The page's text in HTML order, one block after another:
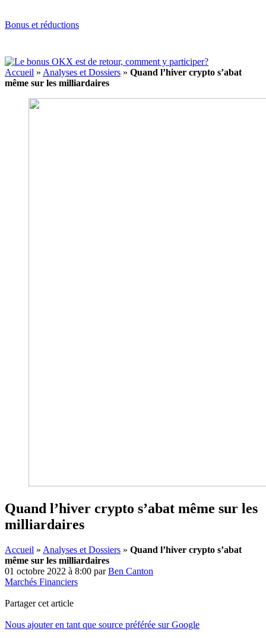
Bonus et réductions
Accueil » Analyses et Dossiers » Quand l’hiver crypto s’abat
même sur les milliardaires
Quand l’hiver crypto s’abat même sur les
milliardaires
Accueil » Analyses et Dossiers » Quand l’hiver crypto s’abat
même sur les milliardaires
01 octobre 2022 à 8:00 parBen Canton
Marchés Financiers
Partager cet article
Nous ajouter en tant que source préférée sur Google